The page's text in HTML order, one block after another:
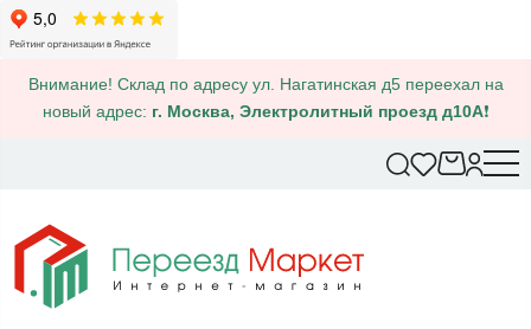
Внимание! Склад по адресу ул. Нагатинская д5 переехал на
новый адрес: г. Москва, Электролитный проезд д10А❗